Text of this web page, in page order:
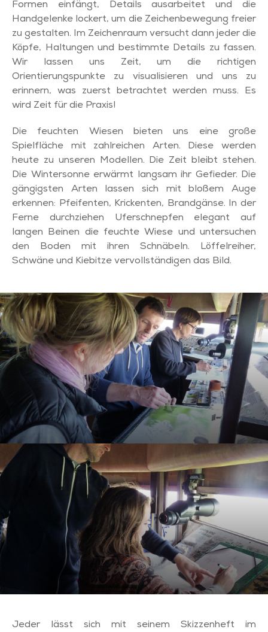
Formen einfängt, Details ausarbeitet und die
Handgelenke lockert, um die Zeichenbewegung freier
zu gestalten. Im Zeichenraum versucht dann jeder die
Köpfe, Haltungen und bestimmte Details zu fassen.
Wir lassen uns Zeit, um die richtigen
Orientierungspunkte zu visualisieren und uns zu
erinnern, was zuerst betrachtet werden muss. Es
wird Zeit für die Praxis!
Die feuchten Wiesen bieten uns eine große
Spielfläche mit zahlreichen Arten. Diese werden
heute zu unseren Modellen. Die Zeit bleibt stehen.
Die Wintersonne erwärmt langsam ihr Gefieder. Die
gängigsten Arten lassen sich mit bloßem Auge
erkennen: Pfeifenten, Krickenten, Brandgänse. In der
Ferne durchziehen Uferschnepfen elegant auf
langen Beinen die feuchte Wiese und untersuchen
den Boden mit ihren Schnäbeln. Löffelreiher,
Schwäne und Kiebitze vervollständigen das Bild.
Jeder lässt sich mit seinem Skizzenheft im